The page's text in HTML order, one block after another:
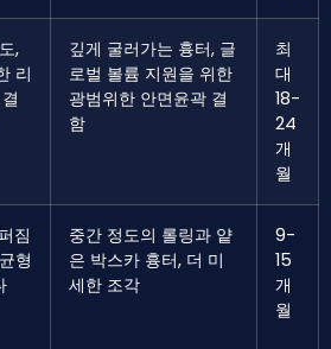
,
리
깊게 굴러가는 흉터, 글
로벌 볼륨 지원을 위한
광범위한 안면윤곽 결
함
최
대
18-
24
개
월
짐
형
중간 정도의 롤링과 얕
은 박스카 흉터, 더 미
세한 조각
9-
15
개
월